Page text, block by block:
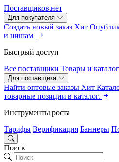
Поставщиков.нет
Для покупателя
Создать новый заказ Хит
и нишам.
Быстрый доступ
Все поставщики Товары и
Для поставщика
Найти оптовые заказы Хит
товарные позиции в каталог.
Инструменты роста
Тарифы Верификация Баннеры
Поиск